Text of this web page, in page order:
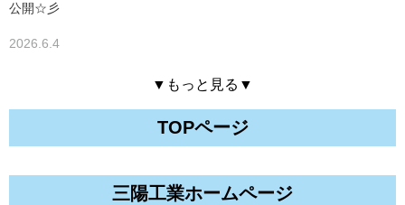
公開☆彡
2026.6.4
▼もっと見る▼
TOPページ
三陽工業ホームページ